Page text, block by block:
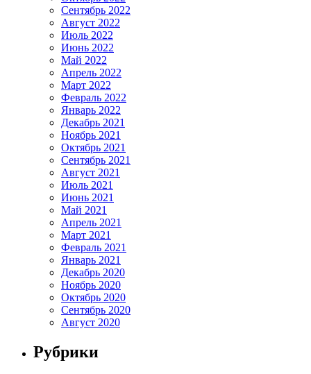
Сентябрь 2022
Август 2022
Июль 2022
Июнь 2022
Май 2022
Апрель 2022
Март 2022
Февраль 2022
Январь 2022
Декабрь 2021
Ноябрь 2021
Октябрь 2021
Сентябрь 2021
Август 2021
Июль 2021
Июнь 2021
Май 2021
Апрель 2021
Март 2021
Февраль 2021
Январь 2021
Декабрь 2020
Ноябрь 2020
Октябрь 2020
Сентябрь 2020
Август 2020
Рубрики